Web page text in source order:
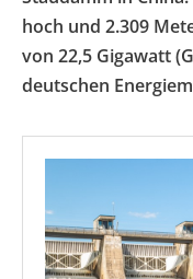
hoch und 2.309
von 22,5 Gigawatt
deutschen